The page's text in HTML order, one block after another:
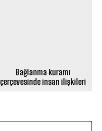
Bağlanma kuramı
çerçevesinde insan ilişkileri